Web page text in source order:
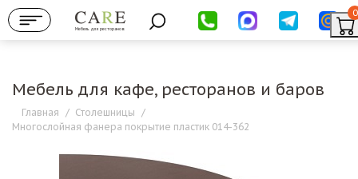
Мебель для ресторанов
0
Мебель для кафе, ресторанов и баров
Главная / Столешницы /
Многослойная фанера покрытие пластик 014-362